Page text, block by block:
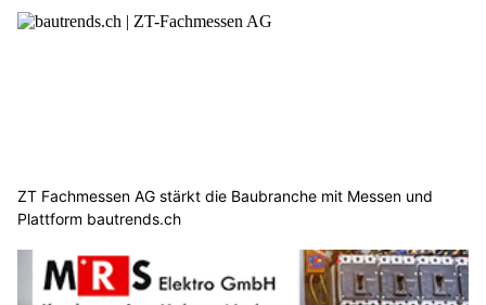
ZT Fachmessen AG stärkt die Baubranche mit Messen und
Plattform bautrends.ch